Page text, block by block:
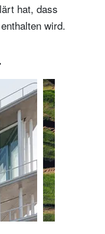
hat, dass
wird.